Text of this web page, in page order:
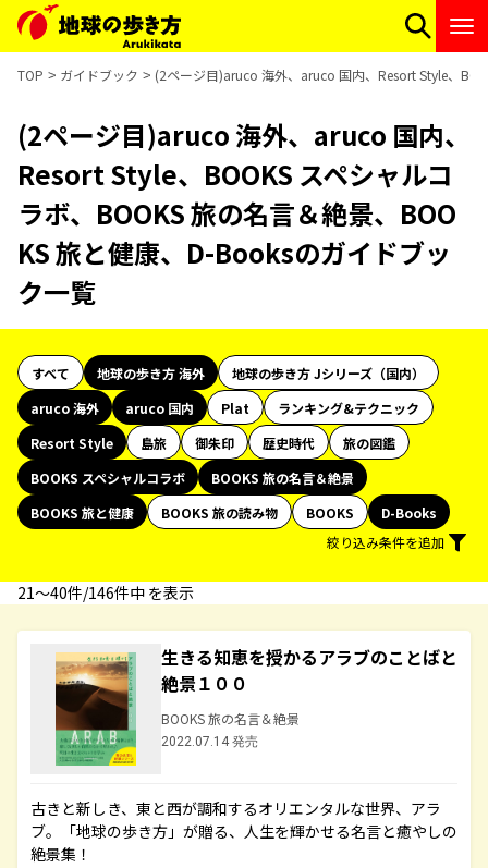
TOP ガイドブック (2ページ目)aruco 海外、aruco 国内、Resort Style、
(2ページ目)aruco 海外、aruco 国内、
Resort Style、BOOKS スペシャルコ
ラボ、BOOKS 旅の名言＆絶景、BOO
KS 旅と健康、D-Booksのガイドブッ
ク一覧
すべて 地球の歩き方 海外
地球の歩き方 Jシリーズ（国内）
aruco 海外
aruco 国内 Plat
ランキング&テクニック
Resort Style
島旅 御朱印 歴史時代
旅の図鑑
BOOKS スペシャルコラボ
BOOKS 旅の名言＆絶景
BOOKS 旅と健康
BOOKS 旅の読み物 BOOKS
D-Books
絞り込み条件を追加
21〜40件/146件中 を表示
生きる知恵を授かるアラブのことばと
絶景１００
BOOKS 旅の名言＆絶景
2022.07.14 発売
古きと新しき、東と西が調和するオリエンタルな世界、アラ
ブ。「地球の歩き方」が贈る、人生を輝かせる名言と癒やしの
絶景集！